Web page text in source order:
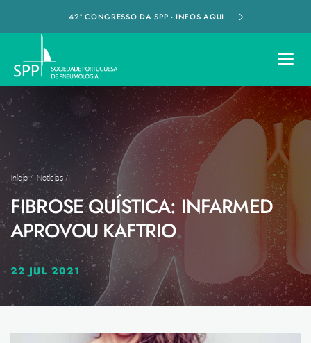
42º CONGRESSO DA SPP - INFOS AQUI
Início/ Notícias /
FIBROSE QUÍSTICA: INFARMED
APROVOU KAFTRIO
22 JUL 2021